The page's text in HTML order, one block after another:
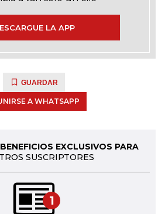
LA APP
GUARDAR
A WHATSAPP
EXCLUSIVOS PARA
SUSCRIPTORES
1